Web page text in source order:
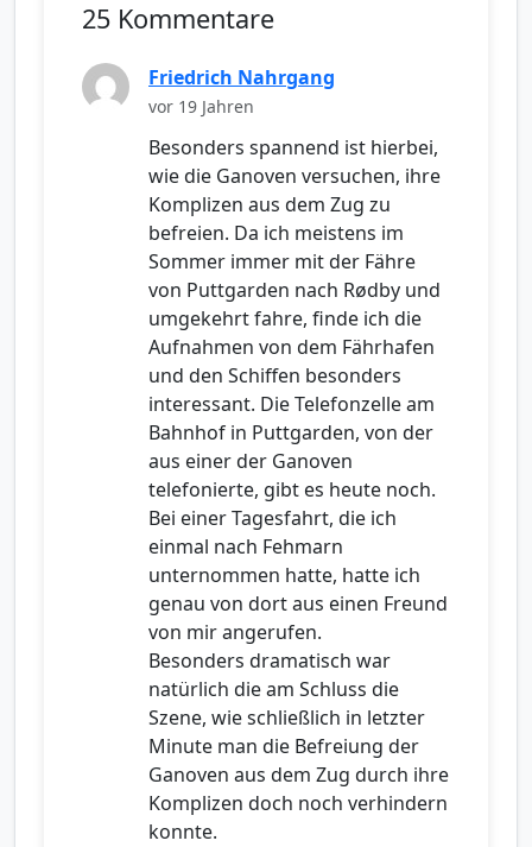
25 Kommentare
Friedrich Nahrgang
vor 19 Jahren
Besonders spannend ist hierbei,
wie die Ganoven versuchen, ihre
Komplizen aus dem Zug zu
befreien. Da ich meistens im
Sommer immer mit der Fähre
von Puttgarden nach Rødby und
umgekehrt fahre, finde ich die
Aufnahmen von dem Fährhafen
und den Schiffen besonders
interessant. Die Telefonzelle am
Bahnhof in Puttgarden, von der
aus einer der Ganoven
telefonierte, gibt es heute noch.
Bei einer Tagesfahrt, die ich
einmal nach Fehmarn
unternommen hatte, hatte ich
genau von dort aus einen Freund
von mir angerufen.
Besonders dramatisch war
natürlich die am Schluss die
Szene, wie schließlich in letzter
Minute man die Befreiung der
Ganoven aus dem Zug durch ihre
Komplizen doch noch verhindern
konnte.